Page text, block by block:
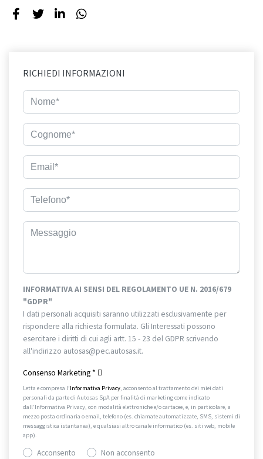
RICHIEDI INFORMAZIONI
INFORMATIVA AI SENSI DEL REGOLAMENTO UE N. 2016/679
"GDPR"
I dati personali acquisiti saranno utilizzati esclusivamente per
rispondere alla richiesta formulata. Gli Interessati possono
esercitare i diritti di cui agli artt. 15 - 23 del GDPR scrivendo
all'indirizzo autosas@pec.autosas.it.
Consenso Marketing *
Letta e compresa l’Informativa Privacy, acconsento al trattamento dei miei dati
personali da parte di Autosas SpA per finalità di marketing come indicato
dall’Informativa Privacy, con modalità elettroniche e/o cartacee, e, in particolare, a
mezzo posta ordinaria o email, telefono (es. chiamate automatizzate, SMS, sistemi di
messaggistica istantanea), e qualsiasi altro canale informatico (es. siti web, mobile
app).
Acconsento Non acconsento